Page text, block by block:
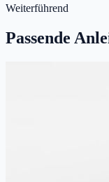
Weiterführend
Passende